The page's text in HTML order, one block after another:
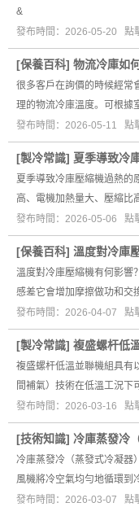
&
發布時間：2026-05-20 點
[保養百科] 物流冷庫如
很多客戶在詢價的時候經常
理的物流冷庫溫度。可根據
發布時間：2026-05-11 點
[製冷常識] 夏季導致冷
夏季導致冷庫壓縮機過熱的
高、電機加熱量大、壓縮比
發布時間：2026-05-06 點
[保養百科] 溫度對冷庫
溫度對冷庫壓縮機有何影響
感差它會增加摩擦做功和交
發布時間：2026-04-07 點
[製冷常識] 複盛螺杆低
複盛螺杆低溫並聯機組具有
間補氣）技術在低溫工況下
發布時間：2026-03-16 點
[技術知識] 冷庫蒸發冷
冷庫蒸發冷（蒸發式冷凝器
風機將冷空氣均勻地循環到
發布時間：2026-03-07 點